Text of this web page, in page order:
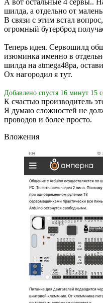
А вот остальные 4 сервы..
шилда, а отдельно от
В связи с этим встал
огромный бутерброд
Теперь идея. Сервошилд
изюминка именно в
шилда на atmega48pa,
Ох нагородил я тут.
Добавлено спустя 16 минут 15
К счастью производитель
Я думаю сложностей не
проводов и более просто.
Вложения